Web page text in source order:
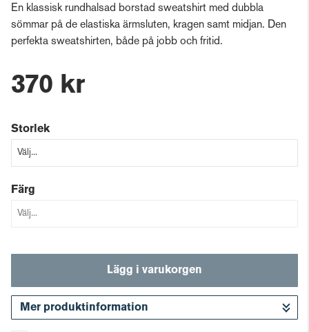
En klassisk rundhalsad borstad sweatshirt med dubbla
sömmar på de elastiska ärmsluten, kragen samt midjan. Den
perfekta sweatshirten, både på jobb och fritid.
370 kr
Storlek
Färg
Lägg i varukorgen
Mer produktinformation